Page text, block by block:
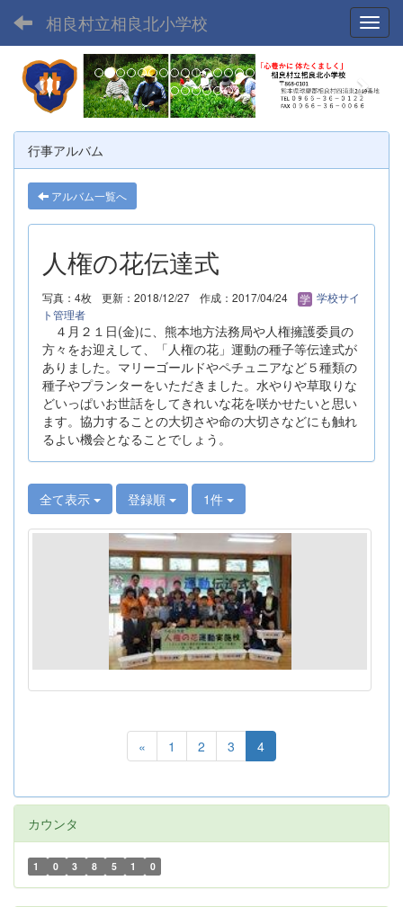
相良村立相良北小学校
p
r
e
v
i
o
u
e
x
t
行事アルバム
アルバム一覧へ
人権の花伝達式
写真：4枚 更新：2018/12/27 作成：2017/04/24
学校サイ
ト管理者
４月２１日(金)に、熊本地方法務局や人権擁護委員の
方々をお迎えして、「人権の花」運動の種子等伝達式が
ありました。マリーゴールドやペチュニアなど５種類の
種子やプランターをいただきました。水やりや草取りな
どいっぱいお世話をしてきれいな花を咲かせたいと思い
ます。協力することの大切さや命の大切さなどにも触れ
るよい機会となることでしょう。
全て表示 登録順 1件
« 1 2 3 4
カウンタ
1 0 3 8 5 1 0